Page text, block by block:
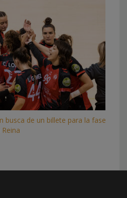
busca de un billete para la fase